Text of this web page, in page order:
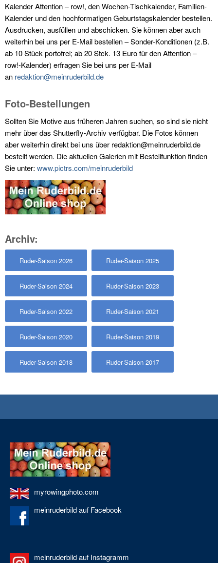
Kalender Attention – row!, den Wochen-Tischkalender, Familien-
Kalender und den hochformatigen Geburtstagskalender bestellen.
Ausdrucken, ausfüllen und abschicken. Sie können aber auch
weiterhin bei uns per E-Mail bestellen – Sonder-Konditionen (z.B.
ab 10 Stück portofrei; ab 20 Stck. 13 Euro für den Attention –
row!-Kalender) erfragen Sie bei uns per E-Mail
an redaktion@meinruderbild.de
Foto-Bestellungen
Sollten Sie Motive aus früheren Jahren suchen, so sind sie nicht
mehr über das Shutterfly-Archiv verfügbar. Die Fotos können
aber weiterhin direkt bei uns über redaktion@meinruderbild.de
bestellt werden. Die aktuellen Galerien mit Bestellfunktion finden
Sie unter: www.pictrs.com/meinruderbild
Archiv:
Ruder-Saison 2026 Ruder-Saison 2025
Ruder-Saison 2024 Ruder-Saison 2023
Ruder-Saison 2022 Ruder-Saison 2021
Ruder-Saison 2020 Ruder-Saison 2019
Ruder-Saison 2018 Ruder-Saison 2017
myrowingphoto.com
meinruderbild auf Facebook
meinruderbild auf Instagramm